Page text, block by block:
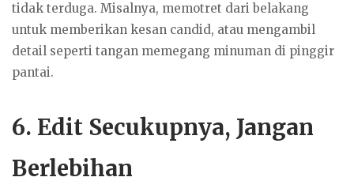
tidak terduga. Misalnya, memotret dari belakang
untuk memberikan kesan candid, atau mengambil
detail seperti tangan memegang minuman di pinggir
pantai.
6. Edit Secukupnya, Jangan
Berlebihan